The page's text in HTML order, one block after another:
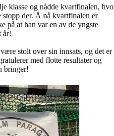
klasse og nådde kvartfinalen,
der. Å nå kvartfinalen er
på at han var en av de yngste
år!
stolt over sin innsats, og det er
med flotte resultater og
bringer!